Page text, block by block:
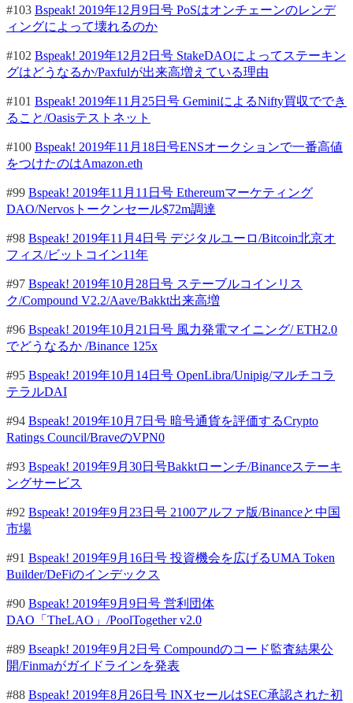
#103 Bspeak! 2019年12月9日号 PoSはオンチェーンのレンデ
ィングによって壊れるのか
#102 Bspeak! 2019年12月2日号 StakeDAOによってステーキン
グはどうなるか/Paxfulが出来高増えている理由
#101 Bspeak! 2019年11月25日号 GeminiによるNifty買収ででき
ること/Oasisテストネット
#100 Bspeak! 2019年11月18日号ENSオークションで一番高値
をつけたのはAmazon.eth
#99 Bspeak! 2019年11月11日号 Ethereumマーケティング
DAO/Nervosトークンセール$72m調達
#98 Bspeak! 2019年11月4日号 デジタルユーロ/Bitcoin北京オ
フィス/ビットコイン11年
#97 Bspeak! 2019年10月28日号 ステーブルコインリス
ク/Compound V2.2/Aave/Bakkt出来高増
#96 Bspeak! 2019年10月21日号 風力発電マイニング/ ETH2.0
でどうなるか /Binance 125x
#95 Bspeak! 2019年10月14日号 OpenLibra/Unipig/マルチコラ
テラルDAI
#94 Bspeak! 2019年10月7日号 暗号通貨を評価するCrypto
Ratings Council/BraveのVPN0
#93 Bspeak! 2019年9月30日号Bakktローンチ/Binanceステーキ
ングサービス
#92 Bspeak! 2019年9月23日号 2100アルファ版/Binanceと中国
市場
#91 Bspeak! 2019年9月16日号 投資機会を広げるUMA Token
Builder/DeFiのインデックス
#90 Bspeak! 2019年9月9日号 営利団体
DAO「TheLAO」/PoolTogether v2.0
#89 Bseapk! 2019年9月2日号 Compoundのコード監査結果公
開/Finmaがガイドラインを発表
#88 Bspeak! 2019年8月26日号 INXセールはSEC承認された初